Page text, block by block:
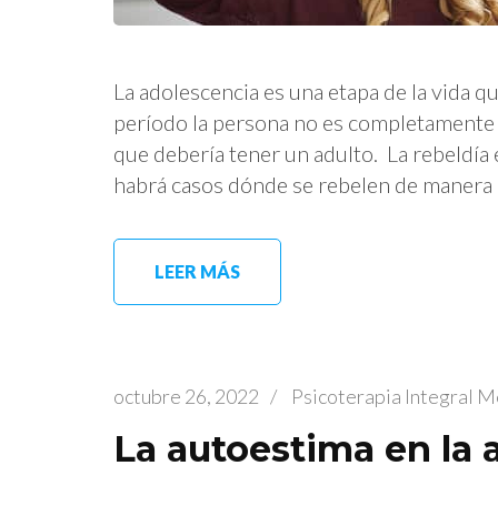
La adolescencia es una etapa de la vida
período la persona no es
que debería tener un adulto. La rebeldía
habrá casos dónde se rebelen de
LEER MÁS
octubre 26, 2022 / Psicoterapia Integral
La autoestima en la